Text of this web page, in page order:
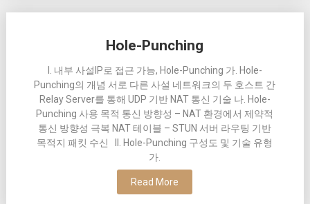
Hole-Punching
I. 내부 사설IP로 접근 가능, Hole-Punching 가. Hole-
Punching의 개념 서로 다른 사설 네트워크의 두 호스트 간
Relay Server를 통해 UDP 기반 NAT 통신 기술 나. Hole-
Punching 사용 목적 통신 방향성 – NAT 환경에서 제약적
통신 방향성 극복 NAT 테이블 – STUN 서버 라우팅 기반
목적지 패킷 수신 II. Hole-Punching 구성도 및 기술 유형
가.
Read More